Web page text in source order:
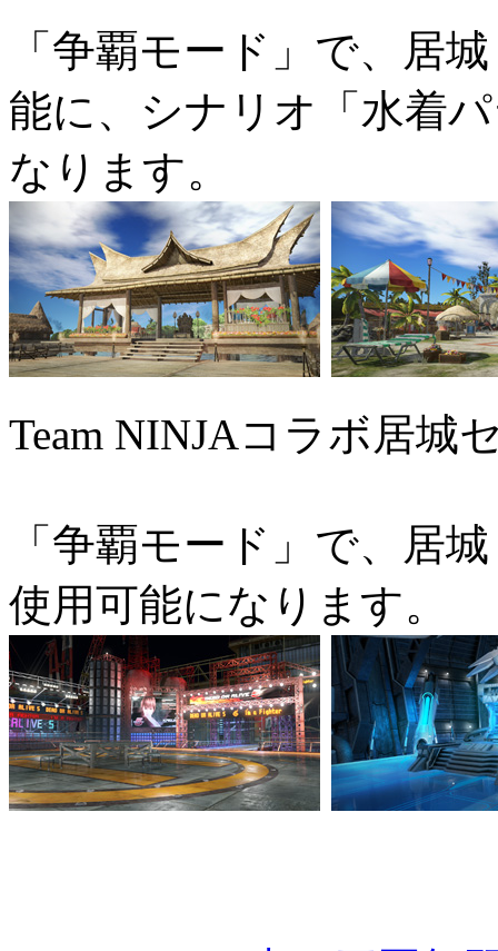
「争覇モード」で、居
能に、シナリオ「水着
なります。
Team NINJAコラボ居城
「争覇モード」で、居
使用可能になります。